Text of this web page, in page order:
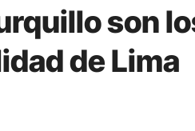
son
de Lima